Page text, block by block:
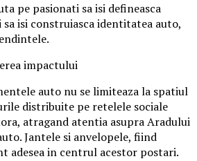
pe pasionati sa isi defineasca
isi construiasca identitatea auto,
impactului
auto nu se limiteaza la spatiul
distribuite pe retelele sociale
atragand atentia asupra Aradului
Jantele si anvelopele, fiind
adesea in centrul acestor postari.